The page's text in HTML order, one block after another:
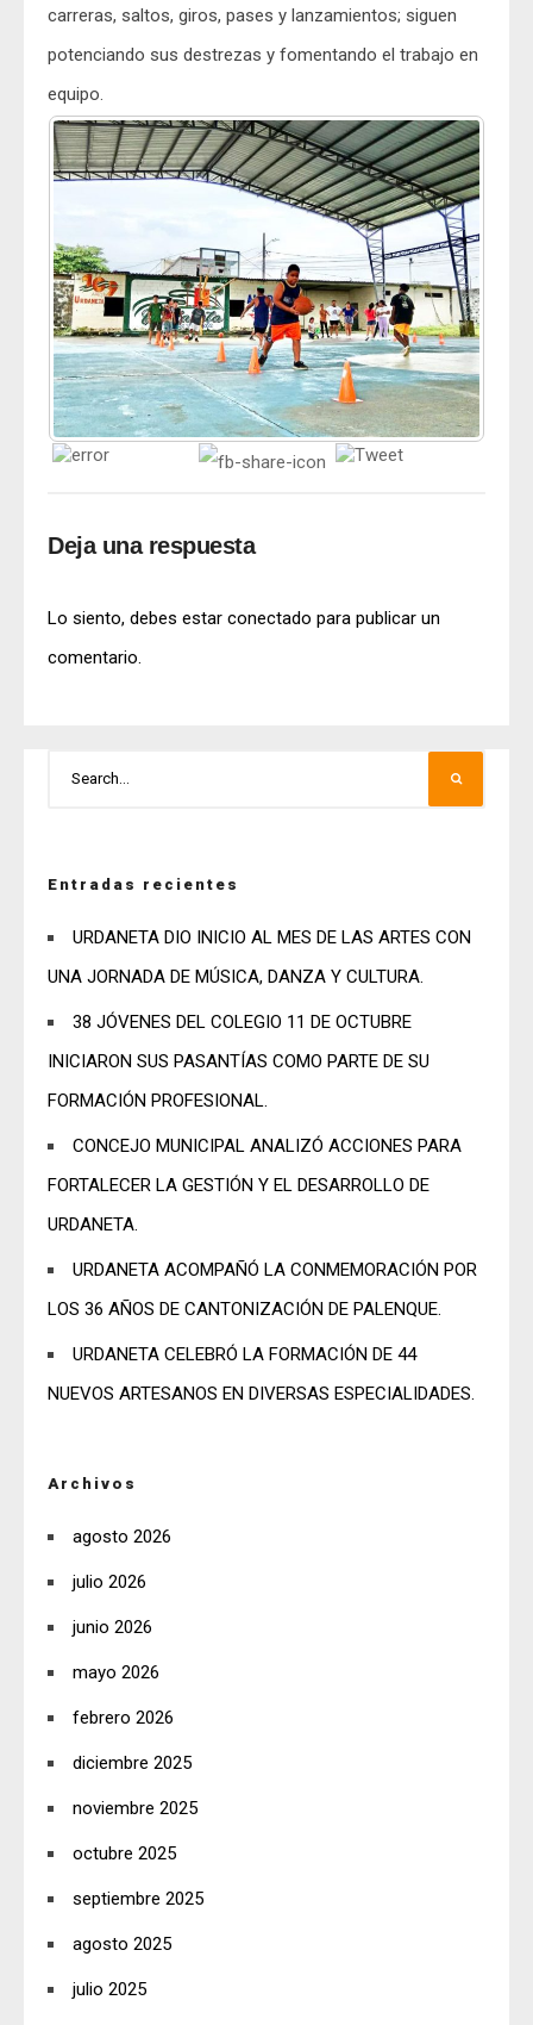
carreras, saltos, giros, pases y lanzamientos; siguen
potenciando sus destrezas y fomentando el trabajo en
equipo.
Deja una respuesta
Lo siento, debes estar conectado para publicar un
comentario.
Entradas recientes
URDANETA DIO INICIO AL MES DE LAS ARTES CON
UNA JORNADA DE MÚSICA, DANZA Y CULTURA.
38 JÓVENES DEL COLEGIO 11 DE OCTUBRE
INICIARON SUS PASANTÍAS COMO PARTE DE SU
FORMACIÓN PROFESIONAL.
CONCEJO MUNICIPAL ANALIZÓ ACCIONES PARA
FORTALECER LA GESTIÓN Y EL DESARROLLO DE
URDANETA.
URDANETA ACOMPAÑÓ LA CONMEMORACIÓN POR
LOS 36 AÑOS DE CANTONIZACIÓN DE PALENQUE.
URDANETA CELEBRÓ LA FORMACIÓN DE 44
NUEVOS ARTESANOS EN DIVERSAS ESPECIALIDADES.
Archivos
agosto 2026
julio 2026
junio 2026
mayo 2026
febrero 2026
diciembre 2025
noviembre 2025
octubre 2025
septiembre 2025
agosto 2025
julio 2025